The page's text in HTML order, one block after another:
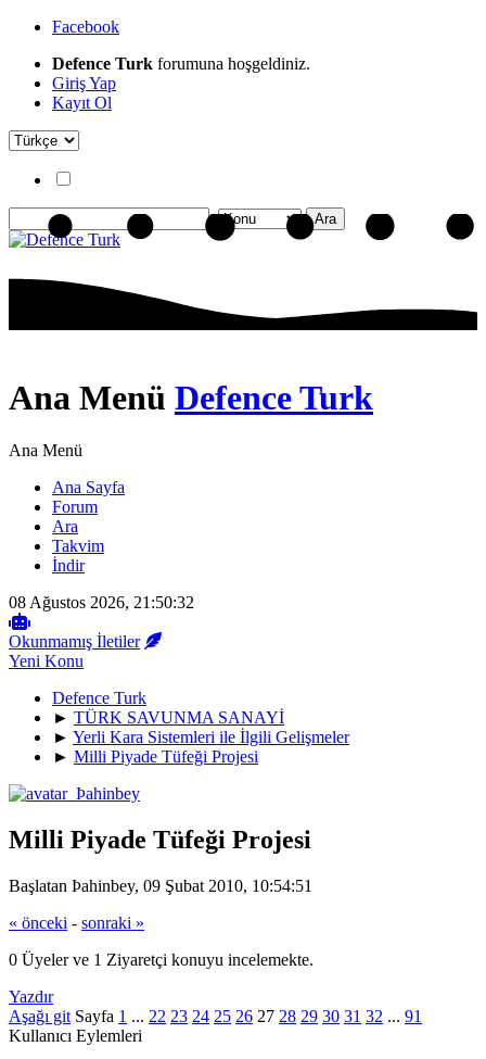
Facebook
Defence Turk forumuna hoşgeldiniz.
Giriş Yap
Kayıt Ol
Ana Menü Defence Turk
Ana Menü
Ana Sayfa
Forum
Ara
Takvim
İndir
08 Ağustos 2026, 21:50:32
Okunmamış İletiler
Yeni Konu
Defence Turk
► TÜRK SAVUNMA SANAYİ
► Yerli Kara Sistemleri ile İlgili Gelişmeler
► Milli Piyade Tüfeği Projesi
Milli Piyade Tüfeği Projesi
Başlatan Þahinbey, 09 Şubat 2010, 10:54:51
« önceki - sonraki »
0 Üyeler ve 1 Ziyaretçi konuyu incelemekte.
Yazdır
Aşağı git Sayfa 1 ... 22 23 24 25 26 27 28 29 30 31 32 ... 91
Kullanıcı Eylemleri